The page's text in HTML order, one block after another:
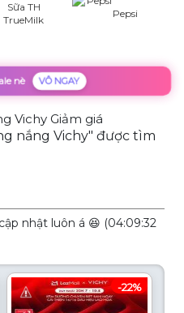
Sữa TH
TrueMilk
Pepsi
nè VÔ NGAY
Vichy Giảm giá
nắng Vichy" được tìm
nhật luôn á 😆 (04:09:32
-22%